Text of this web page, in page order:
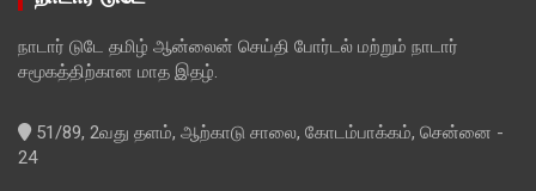
நாடார் டுடே தமிழ் ஆன்லைன் செய்தி போர்டல் மற்றும் நாடார்
சமூகத்திற்கான மாத இதழ்.
51/89, 2வது தளம், ஆற்காடு சாலை, கோடம்பாக்கம், சென்னை -
24